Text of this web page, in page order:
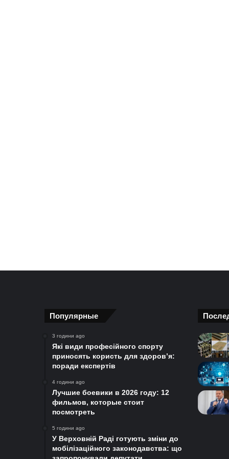
Популярные
3 години ago
Які види професійного спорту
приносять користь для здоров’я:
поради експертів
4 години ago
Лучшие боевики в 2026 году: 12
фильмов, которые стоит
посмотреть
5 години ago
У Верховній Раді готують зміни до
мобілізаційного законодавства: що